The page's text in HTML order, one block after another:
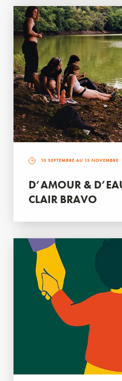
10 SEPTEMBRE AU 15 NOVEMBRE
D’AMOUR &
CLAIR BRAVO